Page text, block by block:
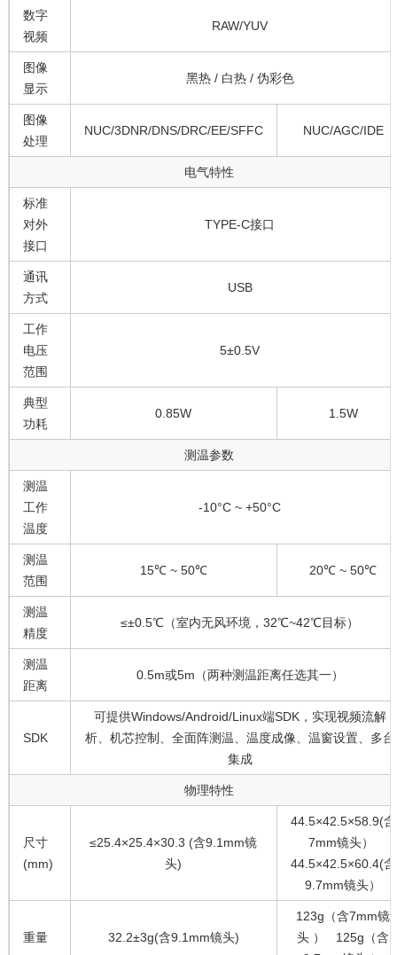
数字
视频
RAW/YUV
图像
显示
黑热 / 白热 / 伪彩色
图像
处理
NUC/3DNR/DNS/DRC/EE/SFFC NUC/AGC/IDE
电气特性
标准
对外
接口
TYPE-C接口
通讯
方式
USB
工作
电压
范围
5±0.5V
典型
功耗
0.85W 1.5W
测温参数
测温
工作
温度
-10°C ~ +50°C
测温
范围
15℃ ~ 50℃ 20℃ ~ 50℃
测温
精度
≤±0.5℃（室内无风环境，32℃~42℃目标）
测温
距离
0.5m或5m（两种测温距离任选其一）
SDK
可提供Windows/Android/Linux端SDK，实现视频流解
析、机芯控制、全面阵测温、温度成像、温窗设置、多台
集成
物理特性
尺寸
(mm)
≤25.4×25.4×30.3 (含9.1mm镜
头)
44.5×42.5×58.9(含
7mm镜头）
44.5×42.5×60.4(含
9.7mm镜头）
重量 32.2±3g(含9.1mm镜头)
123g（含7mm镜
头 ） 125g（含